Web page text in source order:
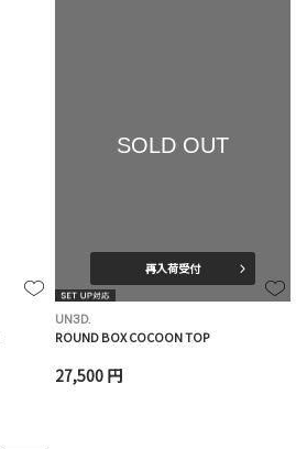
SOLD OUT
再入荷受付
UN3D.
ROUND BOX COCOON TOP
27,500 円